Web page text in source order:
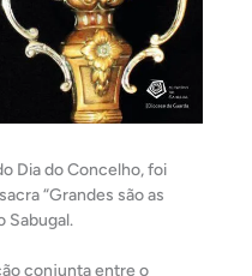
Dia do Concelho, foi
“Grandes são as
Sabugal.
conjunta entre o